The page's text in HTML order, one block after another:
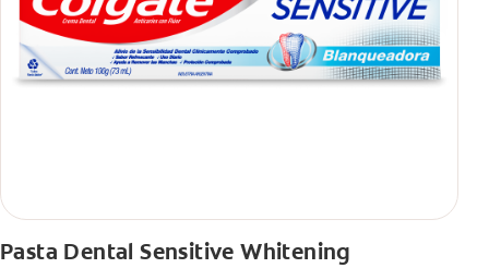
Pasta Dental Sensitive Whitening